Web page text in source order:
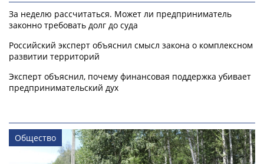
За неделю рассчитаться. Может ли предприниматель
законно требовать долг до суда
Российский эксперт объяснил смысл закона о комплексном
развитии территорий
Эксперт объяснил, почему финансовая поддержка убивает
предпринимательский дух
Общество